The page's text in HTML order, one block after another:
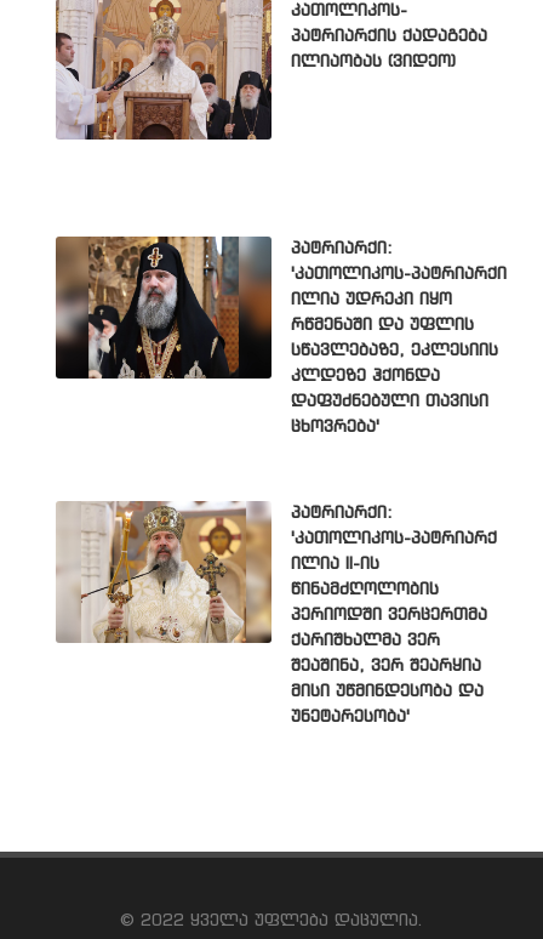
კათოლიკოს-
პატრიარქის ქადაგება
ილიაობას (ვიდეო)
პატრიარქი:
'კათოლიკოს-პატრიარქი
ილია უდრეკი იყო
რწმენაში და უფლის
სწავლებაზე, ეკლესიის
კლდეზე ჰქონდა
დაფუძნებული თავისი
ცხოვრება'
პატრიარქი:
'კათოლიკოს-პატრიარქ
ილია II-ის
წინამძღოლობის
პერიოდში ვერცერთმა
ქარიშხალმა ვერ
შეაშინა, ვერ შეარყია
მისი უწმინდესობა და
უნეტარესობა'
© 2022 ყველა უფლება დაცულია.